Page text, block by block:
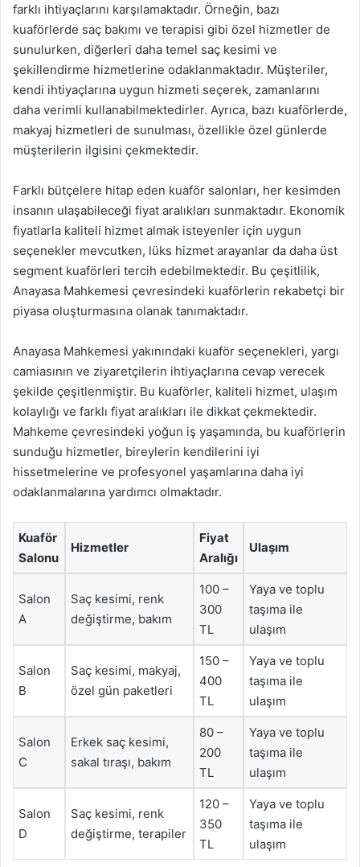
farklı ihtiyaçlarını karşılamaktadır. Örneğin, bazı
kuaförlerde saç bakımı ve terapisi gibi özel hizmetler de
sunulurken, diğerleri daha temel saç kesimi ve
şekillendirme hizmetlerine odaklanmaktadır. Müşteriler,
kendi ihtiyaçlarına uygun hizmeti seçerek, zamanlarını
daha verimli kullanabilmektedirler. Ayrıca, bazı kuaförlerde,
makyaj hizmetleri de sunulması, özellikle özel günlerde
müşterilerin ilgisini çekmektedir.
Farklı bütçelere hitap eden kuaför salonları, her kesimden
insanın ulaşabileceği fiyat aralıkları sunmaktadır. Ekonomik
fiyatlarla kaliteli hizmet almak isteyenler için uygun
seçenekler mevcutken, lüks hizmet arayanlar da daha üst
segment kuaförleri tercih edebilmektedir. Bu çeşitlilik,
Anayasa Mahkemesi çevresindeki kuaförlerin rekabetçi bir
piyasa oluşturmasına olanak tanımaktadır.
Anayasa Mahkemesi yakınındaki kuaför seçenekleri, yargı
camiasının ve ziyaretçilerin ihtiyaçlarına cevap verecek
şekilde çeşitlenmiştir. Bu kuaförler, kaliteli hizmet, ulaşım
kolaylığı ve farklı fiyat aralıkları ile dikkat çekmektedir.
Mahkeme çevresindeki yoğun iş yaşamında, bu kuaförlerin
sunduğu hizmetler, bireylerin kendilerini iyi
hissetmelerine ve profesyonel yaşamlarına daha iyi
odaklanmalarına yardımcı olmaktadır.
Kuaför
Salonu
Hizmetler
Fiyat
Aralığı
Ulaşım
Salon
A
Saç kesimi, renk
değiştirme, bakım
100 –
300
TL
Yaya ve toplu
taşıma ile
ulaşım
Salon
B
Saç kesimi, makyaj,
özel gün paketleri
150 –
400
TL
Yaya ve toplu
taşıma ile
ulaşım
Salon
C
Erkek saç kesimi,
sakal tıraşı, bakım
80 –
200
TL
Yaya ve toplu
taşıma ile
ulaşım
Salon
D
Saç kesimi, renk
değiştirme, terapiler
120 –
350
TL
Yaya ve toplu
taşıma ile
ulaşım